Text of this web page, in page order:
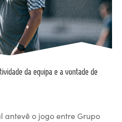
da equipa e a vontade de
antevê o jogo entre Grupo